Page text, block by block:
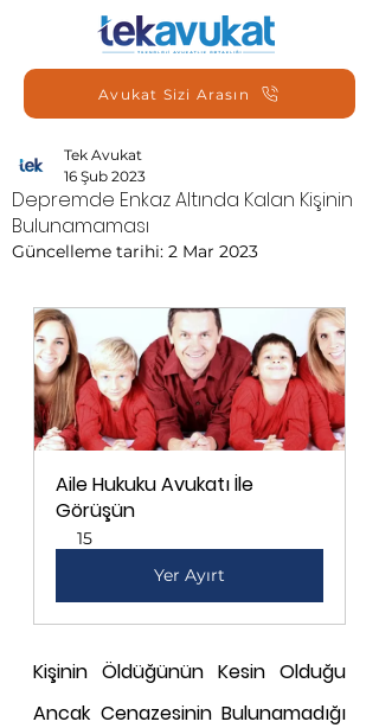
Avukat Sizi Arasın
Depremde Enkaz Altında Kalan Kişinin
Bulunamaması
Tek Avukat
16 Şub 2023
Güncelleme tarihi: 2 Mar 2023
Aile Hukuku Avukatı İle
Görüşün
15
Yer Ayırt
Kişinin Öldüğünün Kesin Olduğu
Ancak Cenazesinin Bulunamadığı